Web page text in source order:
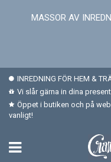
MASSOR AV
INREDNING FÖR HEM &
Vi slår gärna in dina
Öppet i butiken och på
vanligt!